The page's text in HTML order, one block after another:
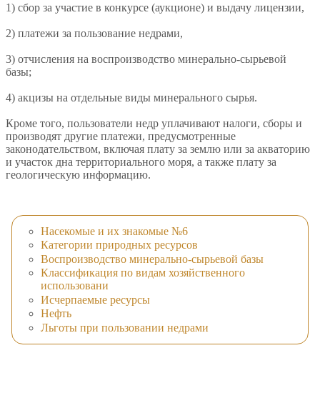
1) сбор за участие в конкурсе (аукционе) и выдачу лицензии,
2) платежи за пользование недрами,
3) отчисления на воспроизводство минерально-сырьевой
базы;
4) акцизы на отдельные виды минерального сырья.
Кроме того, пользователи недр уплачивают налоги, сборы и
производят другие платежи, предусмотренные
законодательством, включая плату за землю или за акваторию
и участок дна территориального моря, а также плату за
геологическую информацию.
Насекомые и их знакомые №6
Категории природных ресурсов
Воспроизводство минерально-сырьевой базы
Классификация по видам хозяйственного
использовани
Исчерпаемые ресурсы
Нефть
Льготы при пользовании недрами